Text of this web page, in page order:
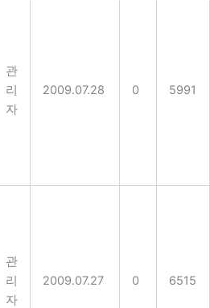
관
리
자
2009.07.28 0 5991
관
리
자
2009.07.27 0 6515